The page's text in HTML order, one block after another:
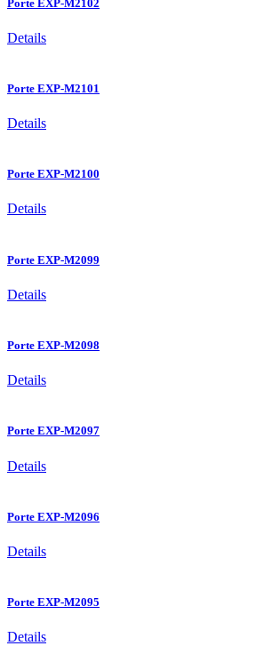
Porte EXP-M2102
Details
Porte EXP-M2101
Details
Porte EXP-M2100
Details
Porte EXP-M2099
Details
Porte EXP-M2098
Details
Porte EXP-M2097
Details
Porte EXP-M2096
Details
Porte EXP-M2095
Details